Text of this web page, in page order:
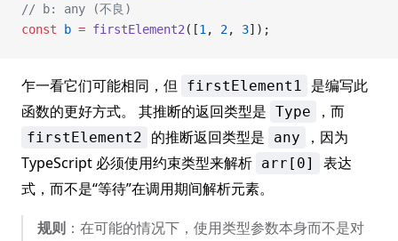
// b: any (不良)
const
b = firstElement2 ([1 , 2, 3]);
乍一看它们可能相同，但 firstElement1
是编写此
函数的更好方式。 其推断的返回类型是 Type ，而
firstElement2 的推断返回类型是 any
，因为
TypeScript 必须使用约束类型来解析 arr[0]
表达
式，而不是“等待”在调用期间解析元素。
规则 ：在可能的情况下，使用类型参数本身而不是对